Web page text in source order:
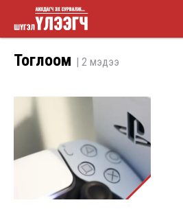
Skip
to
main
Шүгэл
Тоглоом | 2 мэдээ